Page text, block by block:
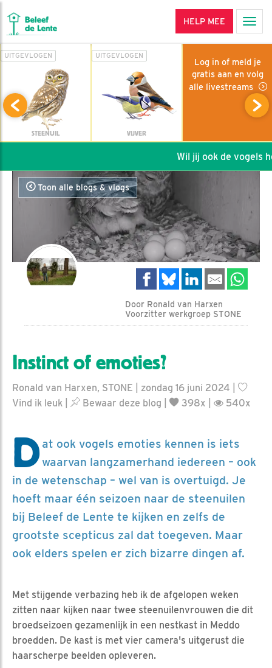
HELP MEE
UITGEVLOGEN
STEENUIL
UITGEVLOGEN
VIJVER
Log in of meld je
gratis aan en volg
alle livestreams
Wil jij ook de vogels
Toon alle blogs & vlogs
Door Ronald van Harxen
Voorzitter werkgroep STONE
Instinct of emoties?
Ronald van Harxen, STONE | zondag 16 juni 2024 |
Vind ik leuk
Bewaar deze blog 398x | 540x
Dat ook vogels emoties kennen is iets
waarvan langzamerhand iedereen – ook
in de wetenschap – wel van is overtuigd. Je
hoeft maar één seizoen naar de steenuilen
bij Beleef de Lente te kijken en zelfs de
grootste scepticus zal dat toegeven. Maar
ook elders spelen er zich bizarre dingen af.
Met stijgende verbazing heb ik de afgelopen weken
zitten naar kijken naar twee steenuilenvrouwen die dit
broedseizoen gezamenlijk in een nestkast in Meddo
broedden. De kast is met vier camera's uitgerust die
haarscherpe beelden opleveren.